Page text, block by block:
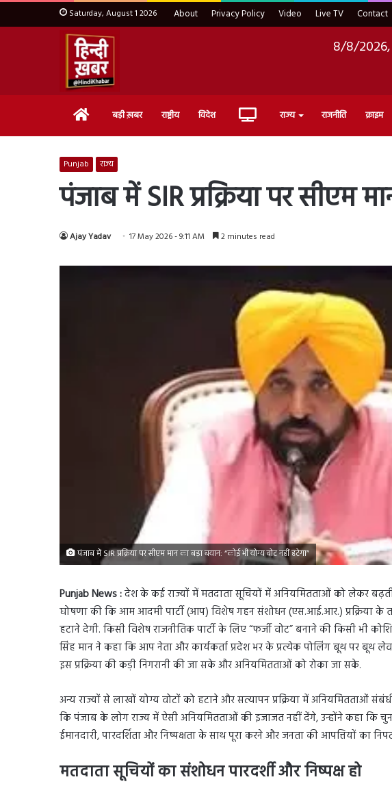
Saturday, August 1 2026 About Privacy Policy Video Live TV Contact
8/8/2026,
Home बड़ी ख़बर राष्ट्रीय विदेश Live राज्य राजनीति क्राइम
Punjab राज्य
पंजाब में SIR प्रक्रिया पर सीएम
Ajay Yadav 17 May 2026 - 9:11 AM 2 minutes read
पंजाब में SIR प्रक्रिया पर सीएम मान का बड़ा बयान: “कोई भी योग्य वोट नहीं हटेगा”
Punjab News :देश के कई राज्यों में मतदाता सूचियों में अनियमितताओं को लेकर
घोषणा की कि आम आदमी पार्टी (आप) विशेष गहन संशोधन (एस.आई.आर.) प्रक्रिया के
हटाने देगी. किसी विशेष राजनीतिक पार्टी के लिए “फर्जी वोट” बनाने की किसी भी
सिंह मान ने कहा कि आप नेता और कार्यकर्ता प्रदेश भर के प्रत्येक पोलिंग बूथ पर
इस प्रक्रिया की कड़ी निगरानी की जा सके और अनियमितताओं को रोका जा सके.
अन्य राज्यों से लाखों योग्य वोटों को हटाने और सत्यापन प्रक्रिया में अनियमितताओं
कि पंजाब के लोग राज्य में ऐसी अनियमितताओं की इजाजत नहीं देंगे, उन्होंने कहा कि
ईमानदारी, पारदर्शिता और निष्पक्षता के साथ पूरा करने और जनता की आपत्तियों का
मतदाता सूचियों का संशोधन पारदर्शी और निष्पक्ष हो